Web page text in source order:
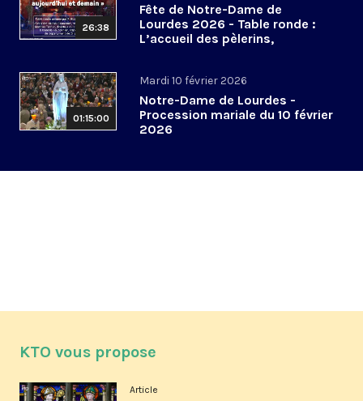
26:38
Fête de Notre-Dame de
Lourdes 2026 - Table ronde :
L’accueil des pèlerins,
01:15:00
Mardi 10 février 2026
Notre-Dame de Lourdes -
Procession mariale du 10 février
2026
KTO vous propose
Article